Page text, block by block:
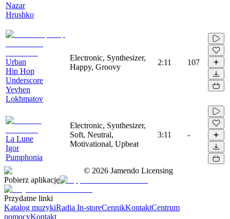
Nazar
Hrushko
Urban
Hip Hop
Underscore
Yevhen
Lokhmatov
Electronic, Synthesizer,
Happy, Groovy
2:11 107
La Lune
Igor
Pumphonia
Electronic, Synthesizer,
Soft, Neutral,
Motivational, Upbeat
3:11 -
© 2026 Jamendo Licensing
Pobierz aplikację
Przydatne linki
Katalog muzykiRadia In-storeCennikKontaktCentrum
pomocyKontakt